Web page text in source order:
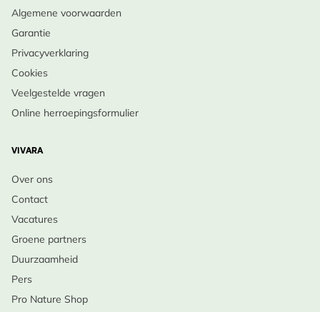
Algemene voorwaarden
Garantie
Privacyverklaring
Cookies
Veelgestelde vragen
Online herroepingsformulier
VIVARA
Over ons
Contact
Vacatures
Groene partners
Duurzaamheid
Pers
Pro Nature Shop